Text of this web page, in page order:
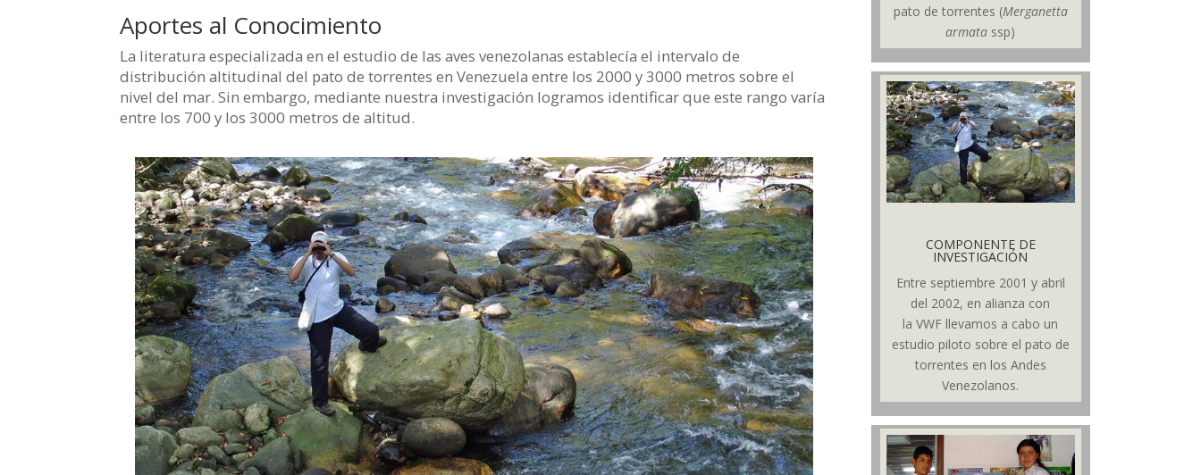
Aportes al Conocimiento
La literatura especializada en el estudio de las aves venezolanas establecía el intervalo de
distribución altitudinal del pato de torrentes en Venezuela entre los 2000 y 3000 metros sobre el
nivel del mar. Sin embargo, mediante nuestra investigación logramos identificar que este rango varía
entre los 700 y los 3000 metros de altitud.
pato de torrentes (Merganetta
armata ssp)
COMPONENTE DE
INVESTIGACIÓN
Entre septiembre 2001 y abril
del 2002, en alianza con
la VWF llevamos a cabo un
estudio piloto sobre el pato de
torrentes en los Andes
Venezolanos.